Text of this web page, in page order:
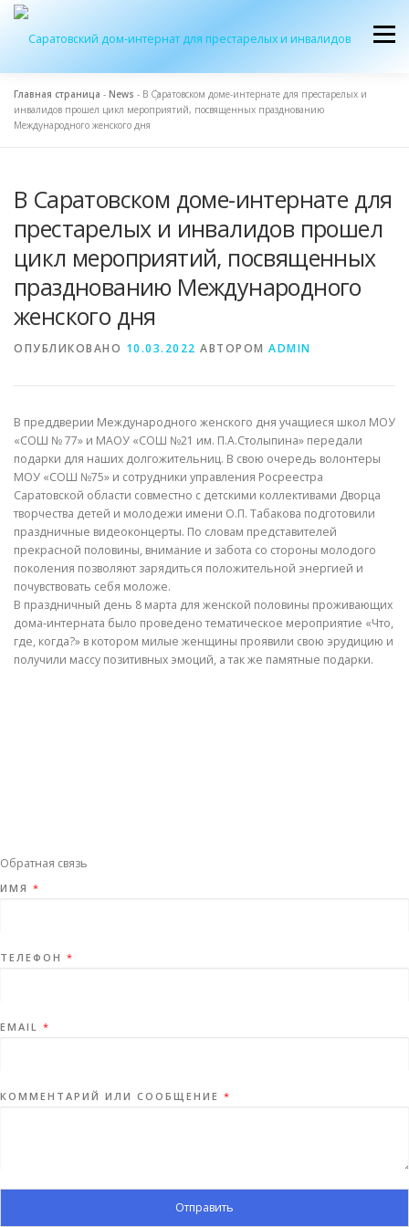
Перейти
содержимому
Меню
ОБ УЧРЕЖДЕНИИ ЭКСКУРСИЯ ПРИЕМ
ЖУРНАЛ “ДОМ” КОНТАКТЫ
Главная страница - News - В Саратовском доме-интернате для престарелых и
инвалидов прошел цикл мероприятий, посвященных празднованию
Международного женского дня
В Саратовском доме-интернате для
престарелых и инвалидов прошел
цикл мероприятий, посвященных
празднованию Международного
женского дня
ОПУБЛИКОВАНО 10.03.2022 АВТОРОМ ADMIN
В преддверии Международного женского дня учащиеся школ МОУ
«СОШ № 77» и МАОУ «СОШ №21 им. П.А.Столыпина» передали
подарки для наших долгожительниц. В свою очередь волонтеры
МОУ «СОШ №75» и сотрудники управления Росреестра
Саратовской области совместно с детскими коллективами Дворца
творчества детей и молодежи имени О.П. Табакова подготовили
праздничные видеоконцерты. По словам представителей
прекрасной половины, внимание и забота со стороны молодого
поколения позволяют зарядиться положительной энергией и
почувствовать себя моложе.
В праздничный день 8 марта для женской половины проживающих
дома-интерната было проведено тематическое мероприятие «Что,
где, когда?» в котором милые женщины проявили свою эрудицию и
получили массу позитивных эмоций, а так же памятные подарки.
Обратная связь
ИМЯ *
ТЕЛЕФОН *
EMAIL *
КОММЕНТАРИЙ ИЛИ СООБЩЕНИЕ *
Отправить